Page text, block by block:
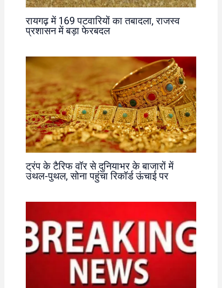
रायगढ़ में 169 पटवारियों का तबादला, राजस्व
प्रशासन में बड़ा फेरबदल
ट्रंप के टैरिफ वॉर से दुनियाभर के बाजारों में
उथल-पुथल, सोना पहुंचा रिकॉर्ड ऊंचाई पर